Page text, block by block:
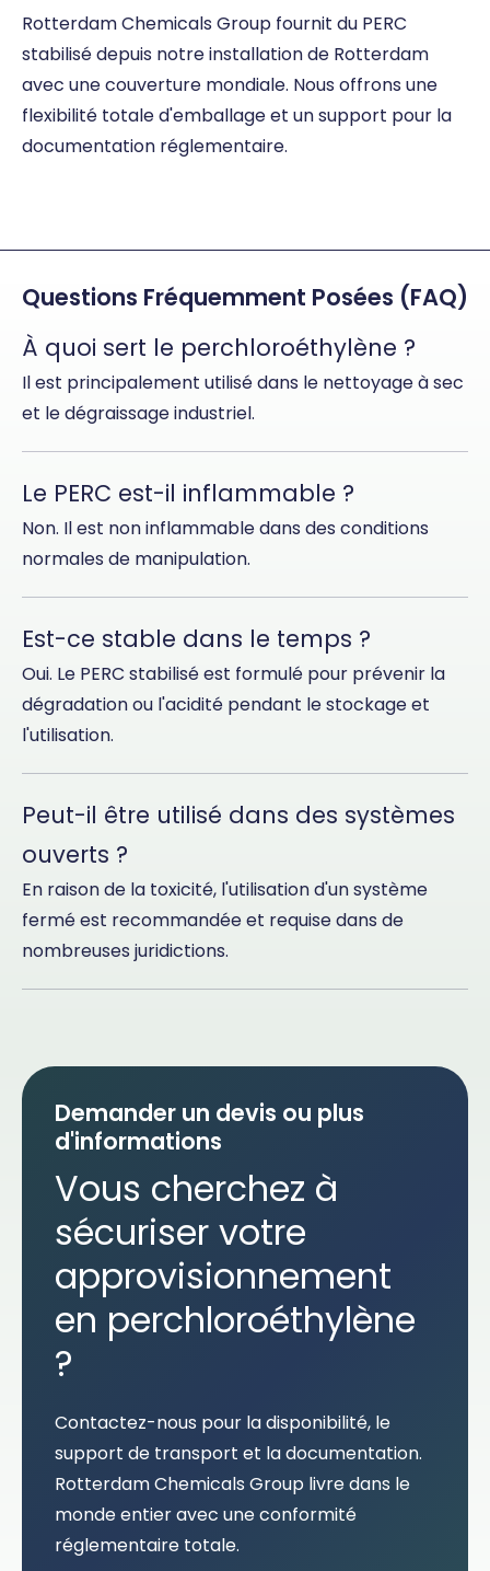
Rotterdam Chemicals Group fournit du PERC
stabilisé depuis notre installation de Rotterdam
avec une couverture mondiale. Nous offrons une
flexibilité totale d'emballage et un support pour la
documentation réglementaire.
Questions Fréquemment Posées (FAQ)
À quoi sert le perchloroéthylène ?
Il est principalement utilisé dans le nettoyage à sec
et le dégraissage industriel.
Le PERC est-il inflammable ?
Non. Il est non inflammable dans des conditions
normales de manipulation.
Est-ce stable dans le temps ?
Oui. Le PERC stabilisé est formulé pour prévenir la
dégradation ou l'acidité pendant le stockage et
l'utilisation.
Peut-il être utilisé dans des systèmes
ouverts ?
En raison de la toxicité, l'utilisation d'un système
fermé est recommandée et requise dans de
nombreuses juridictions.
Demander un devis ou plus
d'informations
Vous cherchez à
sécuriser votre
approvisionnement
en perchloroéthylène
?
Contactez-nous pour la disponibilité, le
support de transport et la documentation.
Rotterdam Chemicals Group livre dans le
monde entier avec une conformité
réglementaire totale.